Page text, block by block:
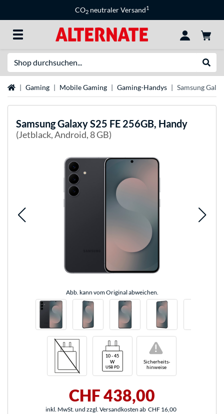
CO2 neutraler Versand1
StartseiteGaming Mobile Gaming Gaming-Handys Samsung
SamsungGalaxy S25 FE 256GB, Handy
(Jetblack, Android, 8 GB)
Abb. kann vom Original abweichen.
Sicherheits-
hinweise
!
CHF 438,00
inkl. MwSt. und zzgl. Versandkosten ab CHF 16,00